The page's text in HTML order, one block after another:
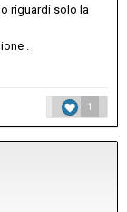
riguardi solo la
.
1